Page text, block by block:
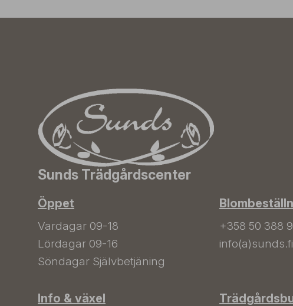
Sunds Trädgårdscenter
Öppet
Vardagar 09-18
Lördagar 09-16
Söndagar Självbetjäning
Info & växel
+358 50 388
info(a)sunds.fi